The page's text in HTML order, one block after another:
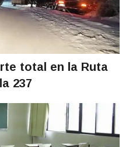
total en la Ruta
237